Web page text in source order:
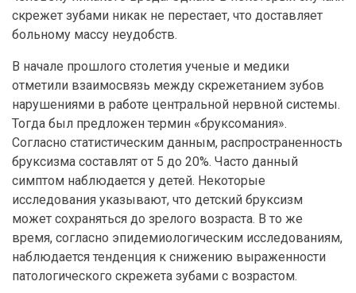
скрежет зубами никак не перестает, что доставляет
больному массу неудобств.
В начале прошлого столетия ученые и медики
отметили взаимосвязь между скрежетанием зубов
нарушениями в работе центральной нервной системы.
Тогда был предложен термин «бруксомания».
Согласно статистическим данным, распространенность
бруксизма составлят от 5 до 20%. Часто данный
симптом наблюдается у детей. Некоторые
исследования указывают, что детский бруксизм
может сохраняться до зрелого возраста. В то же
время, согласно эпидемиологическим исследованиям,
наблюдается тенденция к снижению выраженности
патологического скрежета зубами с возрастом.